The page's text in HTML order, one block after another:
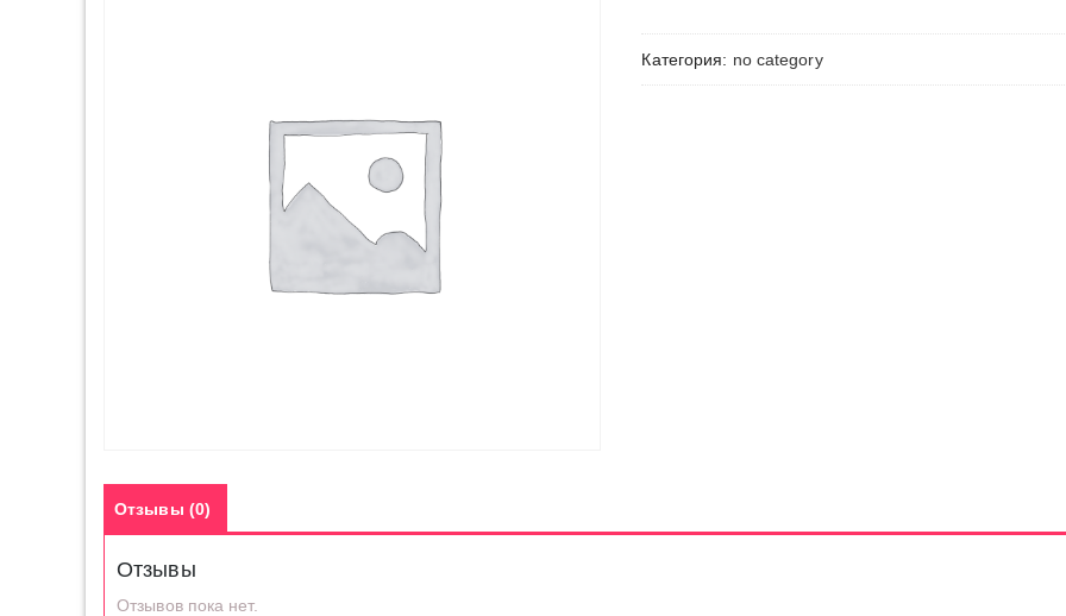
Категория: no category
Отзывы (0)
Отзывы
Отзывов пока нет.